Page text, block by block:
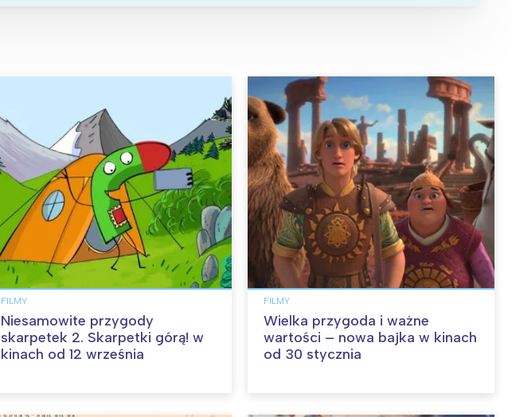
FILMY
Niesamowite przygody
skarpetek 2. Skarpetki górą! w
kinach od 12 września
FILMY
Wielka przygoda i ważne
wartości – nowa bajka w kinach
od 30 stycznia